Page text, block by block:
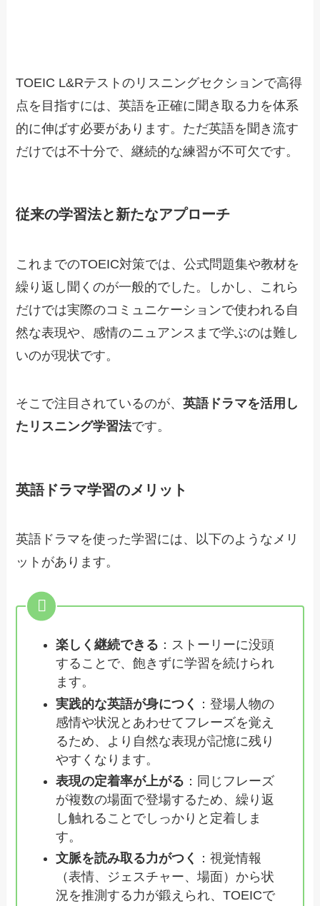
TOEIC L&Rテストのリスニングセクションで高得
点を目指すには、英語を正確に聞き取る力を体系
的に伸ばす必要があります。ただ英語を聞き流す
だけでは不十分で、継続的な練習が不可欠です。
従来の学習法と新たなアプローチ
これまでのTOEIC対策では、公式問題集や教材を
繰り返し聞くのが一般的でした。しかし、これら
だけでは実際のコミュニケーションで使われる自
然な表現や、感情のニュアンスまで学ぶのは難し
いのが現状です。
そこで注目されているのが、英語ドラマを活用し
たリスニング学習法です。
英語ドラマ学習のメリット
英語ドラマを使った学習には、以下のようなメリ
ットがあります。
楽しく継続できる ：ストーリーに没頭
することで、飽きずに学習を続けられ
ます。
実践的な英語が身につく
：登場人物の
感情や状況とあわせてフレーズを覚え
るため、より自然な表現が記憶に残り
やすくなります。
表現の定着率が上がる ：同じフレーズ
が複数の場面で登場するため、繰り返
し触れることでしっかりと定着しま
す。
文脈を読み取る力がつく
：視覚情報
（表情、ジェスチャー、場面）から状
況を推測する力が鍛えられ、TOEICで